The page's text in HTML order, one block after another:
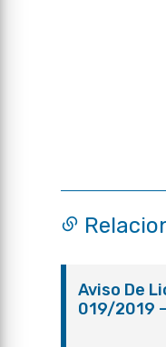
Aviso De
019/2019